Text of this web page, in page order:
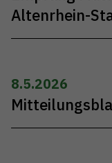
Altenrhein-
8.5.2026